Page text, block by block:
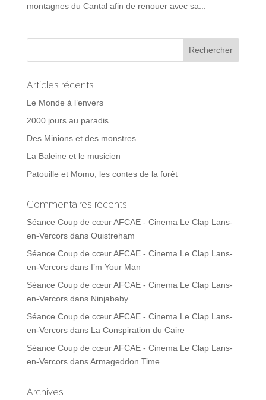
montagnes du Cantal afin de renouer avec sa...
Articles récents
Le Monde à l’envers
2000 jours au paradis
Des Minions et des monstres
La Baleine et le musicien
Patouille et Momo, les contes de la forêt
Commentaires récents
Séance Coup de cœur AFCAE - Cinema Le Clap Lans-
en-Vercorsdans Ouistreham
Séance Coup de cœur AFCAE - Cinema Le Clap Lans-
en-Vercorsdans I’m Your Man
Séance Coup de cœur AFCAE - Cinema Le Clap Lans-
en-Vercorsdans Ninjababy
Séance Coup de cœur AFCAE - Cinema Le Clap Lans-
en-Vercorsdans La Conspiration du Caire
Séance Coup de cœur AFCAE - Cinema Le Clap Lans-
en-VercorsdansArmageddon Time
Archives